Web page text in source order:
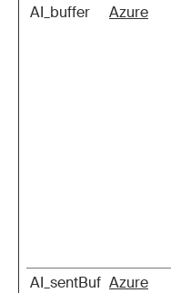
AI_buffer Azure
AI_sentBuf Azure